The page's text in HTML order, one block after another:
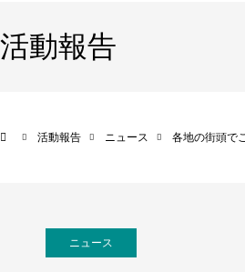
活動報告
活動報告 ニュース 各地の街頭で
ニュース